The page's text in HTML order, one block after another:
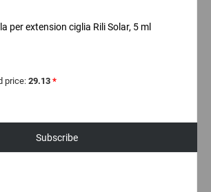
per extension ciglia Rili Solar, 5 ml
price:29.13 *
Subscribe